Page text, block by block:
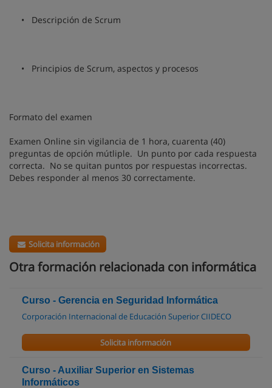
• Descripción de Scrum
• Principios de Scrum, aspectos y procesos
Formato del examen
Examen Online sin vigilancia de 1 hora, cuarenta (40)
preguntas de opción mútliple. Un punto por cada respuesta
correcta. No se quitan puntos por respuestas incorrectas.
Debes responder al menos 30 correctamente.
Solicita información
Otra formación relacionada con informática
Curso - Gerencia en Seguridad Informática
Corporación Internacional de Educación Superior CIIDECO
Solicita información
Curso - Auxiliar Superior en Sistemas
Informáticos